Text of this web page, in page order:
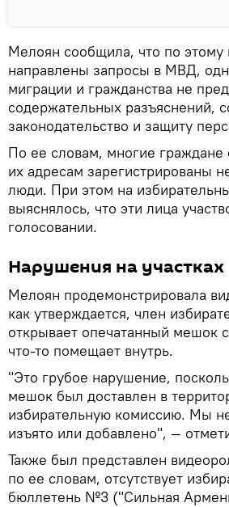
Мелоян сообщила, что по этому
направлены запросы в МВД,
миграции и гражданства не
содержательных разъяснений,
законодательство и защиту
По ее словам, многие граждане
их адресам зарегистрированы
люди. При этом на
выяснялось, что эти лица
голосовании.
Нарушения на участках
Мелоян продемонстрировала
как утверждается, член
открывает опечатанный мешок
что-то помещает внутрь.
"Это грубое нарушение,
мешок был доставлен в
избирательную комиссию. Мы
изъято или добавлено", —
Также был представлен
по ее словам, отсутствует
бюллетень №3 ("Сильная